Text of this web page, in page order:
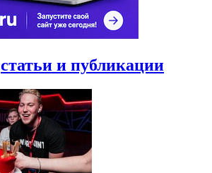
статьи и публикации